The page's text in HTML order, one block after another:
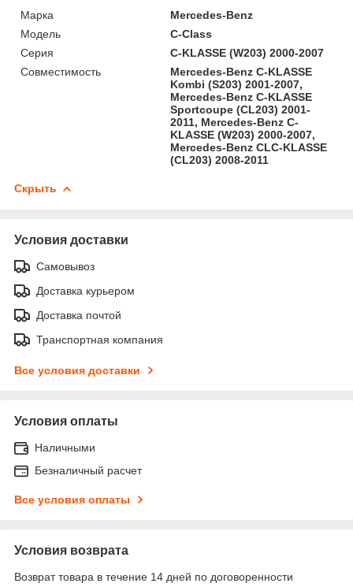
Марка
Mercedes-Benz
Модель
C-Class
Серия
C-KLASSE (W203) 2000-2007
Совместимость
Mercedes-Benz C-KLASSE
Kombi (S203) 2001-2007,
Mercedes-Benz C-KLASSE
Sportcoupe (CL203) 2001-
2011, Mercedes-Benz C-
KLASSE (W203) 2000-2007,
Mercedes-Benz CLC-KLASSE
(CL203) 2008-2011
Скрыть
Условия доставки
Самовывоз
Доставка курьером
Доставка почтой
Транспортная компания
Все условия доставки
Условия оплаты
Наличными
Безналичный расчет
Все условия оплаты
Условия возврата
Возврат товара в течение 14 дней по договоренности